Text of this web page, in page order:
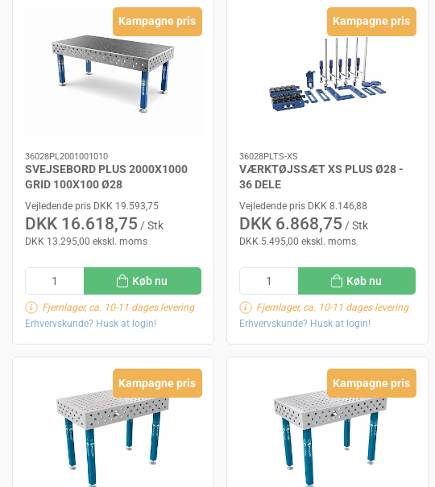
Kampagne pris
36028PL2001001010
SVEJSEBORD PLUS 2000X1000
GRID 100X100 Ø28
Vejledende pris DKK 19.593,75
DKK 16.618,75 / Stk
DKK 13.295,00 ekskl. moms
Køb nu
Fjernlager, ca. 10-11 dages levering
Erhvervskunde? Husk at login!
Kampagne pris
36028PLTS-XS
VÆRKTØJSSÆT XS PLUS Ø28 -
36 DELE
Vejledende pris DKK 8.146,88
DKK 6.868,75 / Stk
DKK 5.495,00 ekskl. moms
Køb nu
Fjernlager, ca. 10-11 dages levering
Erhvervskunde? Husk at login!
Kampagne pris Kampagne pris